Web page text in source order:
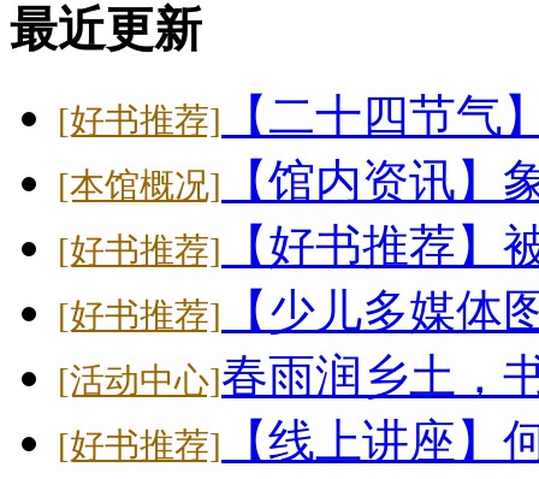
最近更新
[好书推荐] 【二十四节气
[本馆概况] 【馆内资讯】
[好书推荐] 【好书推荐】
[好书推荐] 【少儿多媒体
[活动中心]春雨润乡土
[好书推荐] 【线上讲座】